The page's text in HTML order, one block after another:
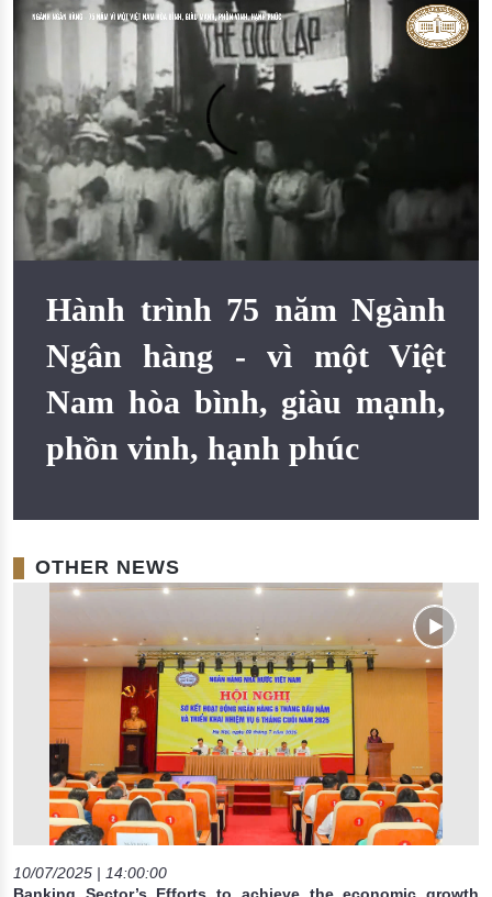
Đào tạo ISO
Hành trình 75 năm Ngành
Ngân hàng - vì một Việt
Nam hòa bình, giàu mạnh,
phồn vinh, hạnh phúc
OTHER NEWS
10/07/2025 | 14:00:00
Banking Sector’s Efforts to achieve the economic growth